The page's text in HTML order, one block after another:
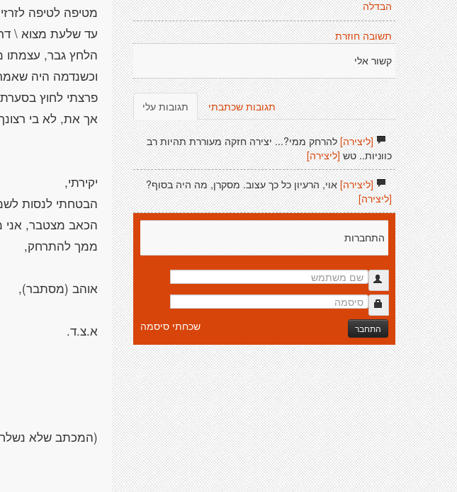
הבטחתי לנסות
הבדלה
תשובה חוזרת
קשור אלי
תגובות עלי תגובות שכתבתי
[ליצירה]להרחק ממי?... יצירה חזקה מעוררת תהיות רב
כווניות.. טש [ליצירה]
[ליצירה]אוי, הרעיון כל כך עצוב. מסקרן, מה היה בסוף?
[ליצירה]
התחברות
התחבר שכחתי סיסמה